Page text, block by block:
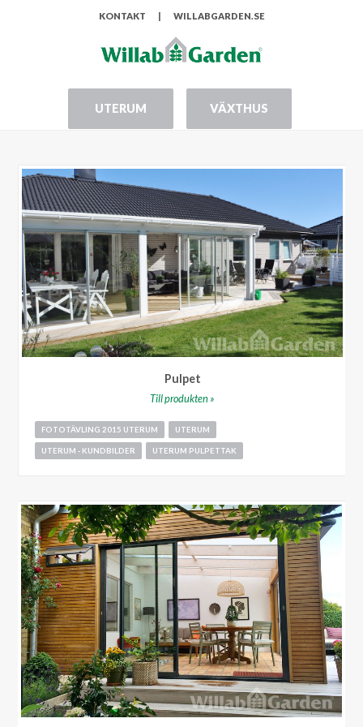
KONTAKT | WILLABGARDEN.SE
UTERUM VÄXTHUS
Pulpet
Till produkten »
FOTOTÄVLING 2015 UTERUM UTERUM
UTERUM - KUNDBILDER UTERUM PULPETTAK